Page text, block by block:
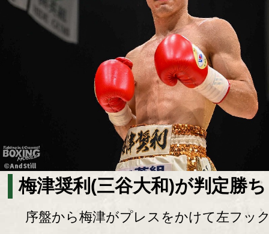
梅津奨利(三谷大和)が判定勝ち
序盤から梅津がプレスをかけて左フッ